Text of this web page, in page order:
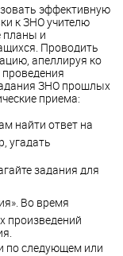
эффективную
к ЗНО учителю
планы и
Проводить
апеллируя ко
ЗНО прошлых
приема:
найти ответ на
угадать
задания для
Во время
произведений
по следующем или